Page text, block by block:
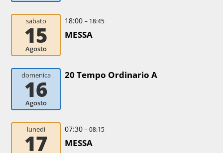
sabato
15
Agosto
18:00 – 18:45
MESSA
domenica
16
Agosto
20 Tempo Ordinario A
lunedì
17
07:30 – 08:15
MESSA